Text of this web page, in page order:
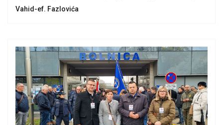
Vahid-ef. Fazlovića